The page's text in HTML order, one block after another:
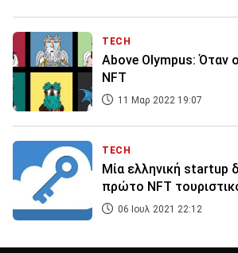
TECH
Above Olympus: Όταν
NFT
11 Μαρ 2022 19:07
TECH
Μία ελληνική startup
πρώτο NFT
06 Ιουλ 2021 22:12